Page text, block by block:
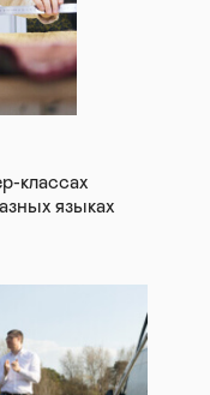
классах
языках